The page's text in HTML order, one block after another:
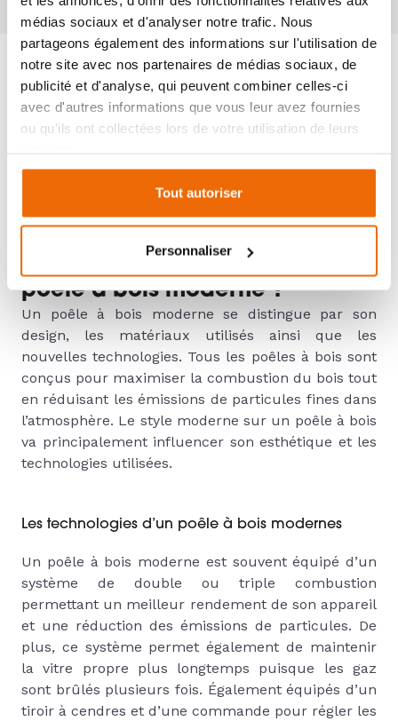
médias sociaux et d'analyser notre trafic. Nous
partageons également des informations sur l'utilisation de
notre site avec nos partenaires de médias sociaux, de
publicité et d'analyse, qui peuvent combiner celles-ci
avec d'autres informations que vous leur avez fournies
ou qu'ils ont collectées lors de votre utilisation de leurs
Tout autoriser
Personnaliser
POÊLE À BOIS MODERNE,
UN ATOUT POUR VOTRE
FOYER
poêle à bois moderne ?
Un poêle à bois moderne se distingue par son
design, les matériaux utilisés ainsi que les
nouvelles technologies. Tous les poêles à bois sont
conçus pour maximiser la combustion du bois tout
en réduisant les émissions de particules fines dans
l’atmosphère. Le style moderne sur un poêle à bois
va principalement influencer son esthétique et les
technologies utilisées.
Les technologies d’un poêle à bois modernes
Un poêle à bois moderne est souvent équipé d’un
système de double ou triple combustion
permettant un meilleur rendement de son appareil
et une réduction des émissions de particules. De
plus, ce système permet également de maintenir
la vitre propre plus longtemps puisque les gaz
sont brûlés plusieurs fois. Également équipés d’un
tiroir à cendres et d’une commande pour régler les